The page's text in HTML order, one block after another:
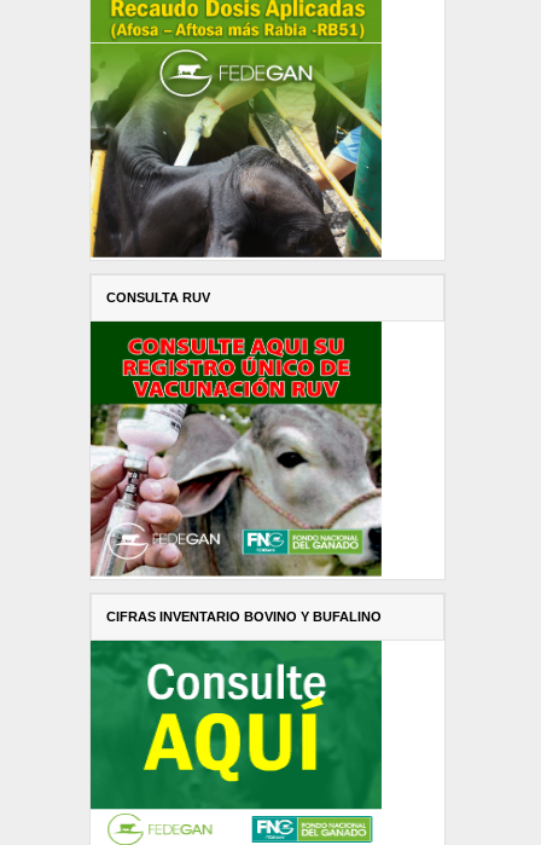
CONSULTA RUV
CIFRAS INVENTARIO BOVINO Y BUFALINO